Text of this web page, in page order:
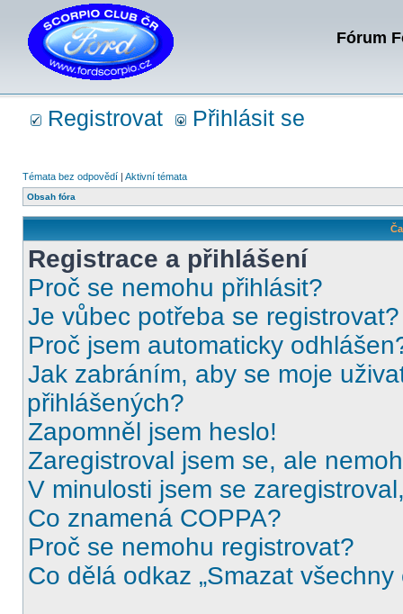
Fórum
Registrovat Přihlásit se
Témata bez odpovědí | Aktivní témata
Obsah fóra
Registrace a přihlášení
Proč se nemohu přihlásit?
Je vůbec potřeba se registrovat?
Proč jsem automaticky
Jak zabráním, aby se moje
přihlášených?
Zapomněl jsem heslo!
Zaregistroval jsem se, ale
V minulosti jsem se
Co znamená COPPA?
Proč se nemohu registrovat?
Co dělá odkaz „Smazat všechny